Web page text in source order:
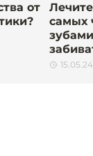
от
самых
15.05.24